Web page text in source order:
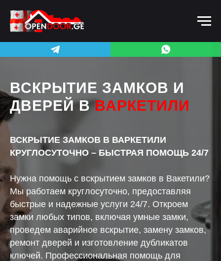
ВСКРЫТИЕ ЗАМКОВ И
ДВЕРЕЙ ВВАРКЕТИЛИ
ВСКРЫТИЕ ЗАМКОВ В ВАРКЕТИЛИ
КРУГЛОСУТОЧНО – БЫСТРАЯ ПОМОЩЬ 24/7
Нужна помощь с вскрытием замков в Вакетили?
Мы работаем круглосуточно, предоставляя
быстрые и надежные услуги 24/7. Откроем
замки любых типов, включая умные замки,
проведем аварийное вскрытие, замену замков,
ремонт дверей и изготовление дубликатов
ключей. Профессиональная помощь для